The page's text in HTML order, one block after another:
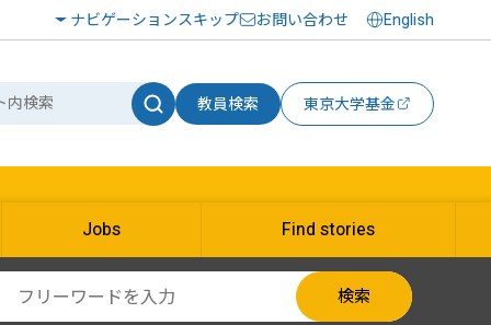
ナビゲーションスキップ お問い合わせ English
教員検索 東京大学基金
Jobs Find stories
検索